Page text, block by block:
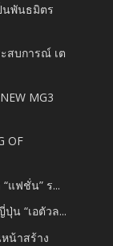
นพันธมิตร
สบการณ์ เต
MG3
OF
แฟชั่น” ร...
น “เอตัวล...
น้าสร้าง